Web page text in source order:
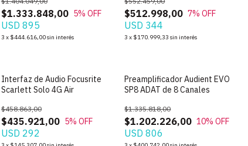
$1.333.848,00 5% OFF
USD 895
3 x $444.616,00sin interés
$512.998,00 7% OFF
USD 344
3 x $170.999,33 sin interés
Interfaz de Audio Focusrite
Scarlett Solo 4G Air
$435.921,00
$458.863,00
5% OFF
USD 292
Preamplificador Audient EVO
SP8 ADAT de 8 Canales
$1.202.226,00
$1.335.818,00
10% OFF
USD 806